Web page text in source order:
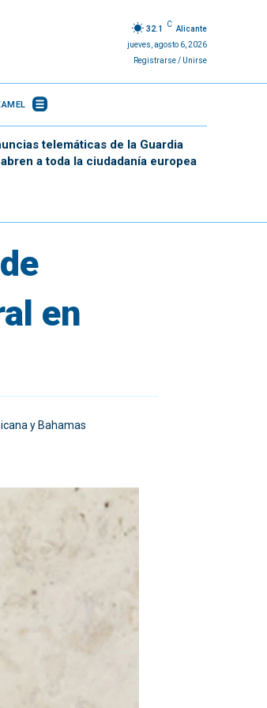
32.1
C
Alicante
jueves, agosto 6, 2026
Registrarse / Unirse
telemáticas de la Guardia
a toda la ciudadanía europea
en
y Bahamas